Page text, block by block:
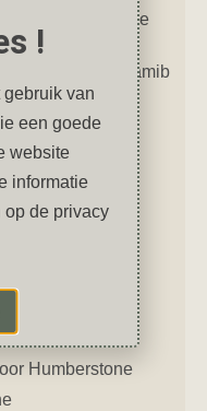
en De Verenigde
middenin de Namib
Kolmanskop
Humberstone
Humberstone
!
gebruik van
een goede
website
informatie
op de privacy